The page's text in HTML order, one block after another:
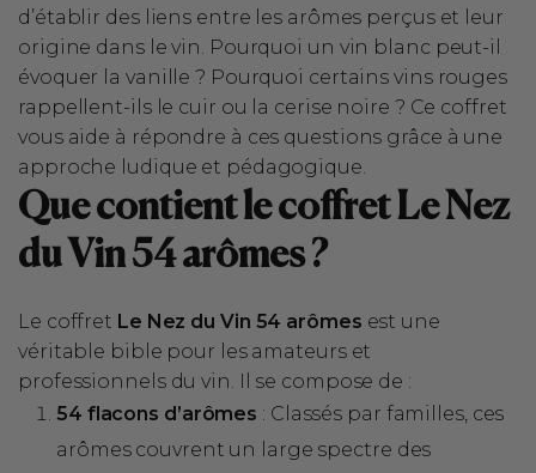
d’établir des liens entre les arômes perçus et leur
origine dans le vin. Pourquoi un vin blanc peut-il
évoquer la vanille ? Pourquoi certains vins rouges
rappellent-ils le cuir ou la cerise noire ? Ce coffret
vous aide à répondre à ces questions grâce à une
approche ludique et pédagogique.
Que contient le coffret Le Nez
du Vin 54 arômes ?
Le coffret Le Nez du Vin 54 arômes est une
véritable bible pour les amateurs et
professionnels du vin. Il se compose de :
54 flacons d’arômes : Classés par familles, ces
arômes couvrent un large spectre des